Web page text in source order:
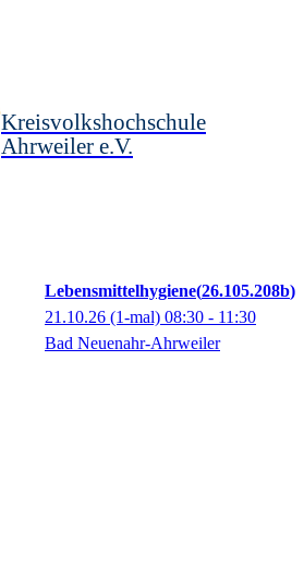
Kreisvolkshochschule
Ahrweiler e.V.
Lebensmittelhygiene 26.105.208b
21.10.26 (1-mal) 08:30 - 11:30
Bad Neuenahr-Ahrweiler